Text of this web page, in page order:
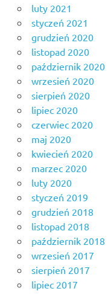
luty 2021
styczeń 2021
grudzień 2020
listopad 2020
październik 2020
wrzesień 2020
sierpień 2020
lipiec 2020
czerwiec 2020
maj 2020
kwiecień 2020
marzec 2020
luty 2020
styczeń 2019
grudzień 2018
listopad 2018
październik 2018
wrzesień 2017
sierpień 2017
lipiec 2017